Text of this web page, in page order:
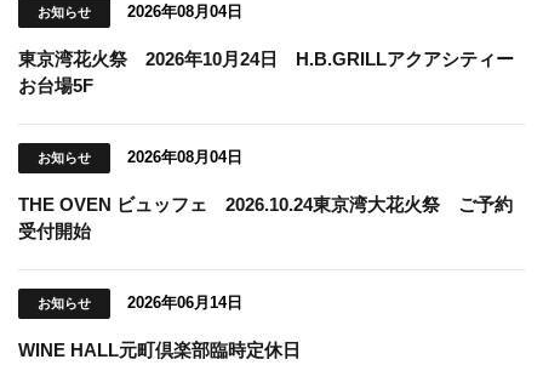
お知らせ 2026年08月04日
東京湾花火祭 2026年10月24日 H.B.GRILLアクアシティー
お台場5F
お知らせ 2026年08月04日
THE OVEN ビュッフェ 2026.10.24東京湾大花火祭 ご予約
受付開始
お知らせ 2026年06月14日
WINE HALL元町倶楽部臨時定休日